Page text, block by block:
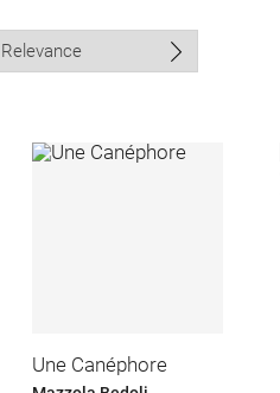
Une Canéphore